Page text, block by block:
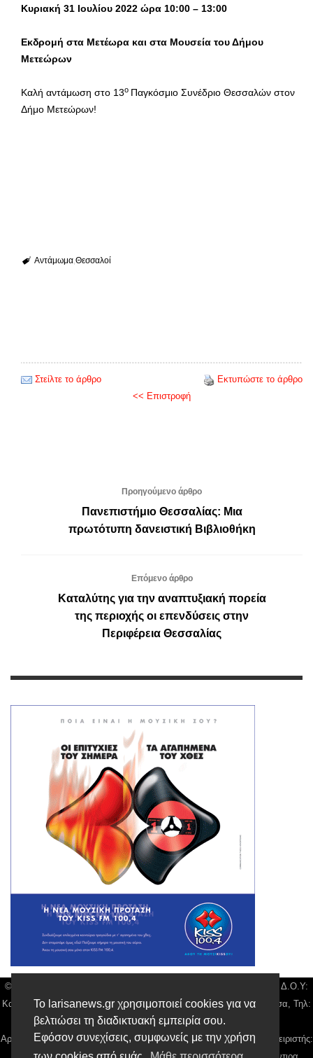
Το larisanews.gr χρησιμοποιεί cookies για να
βελτιώσει τη διαδικτυακή εμπειρία σου.
Εφόσον συνεχίσεις, συμφωνείς με την χρήση
Κυριακή 31 Ιουλίου 2022 ώρα 10:00 – 13:00
Εκδρομή στα Μετέωρα και στα Μουσεία του Δήμου
Μετεώρων
Καλή αντάμωση στο 13ο Παγκόσμιο Συνέδριο Θεσσαλών στον
Δήμο Μετεώρων!
Αντάμωμα Θεσσαλοί
Στείλτε το άρθρο
Εκτυπώστε το άρθρο
<< Επιστροφή
Προηγούμενο άρθρο
Πανεπιστήμιο Θεσσαλίας: Μια
πρωτότυπη δανειστική Βιβλιοθήκη
Επόμενο άρθρο
Καταλύτης για την αναπτυξιακή πορεία
της περιοχής οι επενδύσεις στην
Περιφέρεια Θεσσαλίας
© Larisa News | Διακριτικός Τίτλος: Orion Media, ΑΦΜ: 043750542, Δ.Ο.Υ:
Καρδίτσας, Υπο/μα Λάρισας, Δ/νση: Φαρμακίδου 36 τ.κ 41222 Λάρισα, Τηλ:
2410 259100, email: news@larisanews.gr
Αρ. Γεμή: 018804431000, Νόμιμος Εκπρόσωπος, Ιδιοκτήτης και Διαχειριστής: